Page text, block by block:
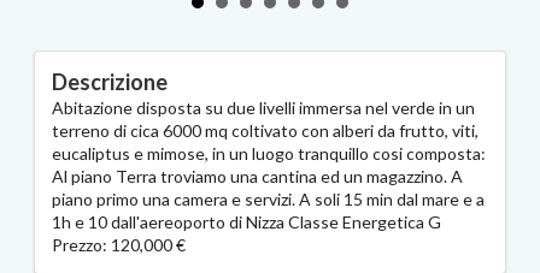
Descrizione
Abitazione disposta su due livelli immersa nel verde in un
terreno di cica 6000 mq coltivato con alberi da frutto, viti,
eucaliptus e mimose, in un luogo tranquillo cosi composta:
Al piano Terra troviamo una cantina ed un magazzino. A
piano primo una camera e servizi. A soli 15 min dal mare e a
1h e 10 dall'aereoporto di Nizza Classe Energetica G
Prezzo: 120,000 €